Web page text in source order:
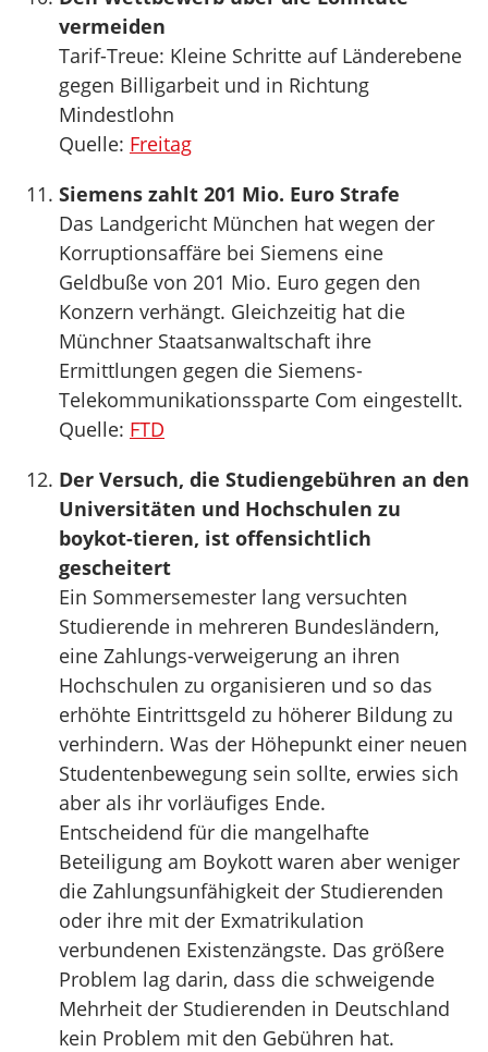
vermeiden
Tarif-Treue: Kleine Schritte auf Länderebene
gegen Billigarbeit und in Richtung
Mindestlohn
Quelle: Freitag
Siemens zahlt 201 Mio. Euro Strafe
Das Landgericht München hat wegen der
Korruptionsaffäre bei Siemens eine
Geldbuße von 201 Mio. Euro gegen den
Konzern verhängt. Gleichzeitig hat die
Münchner Staatsanwaltschaft ihre
Ermittlungen gegen die Siemens-
Telekommunikationssparte Com eingestellt.
Quelle: FTD
Der Versuch, die Studiengebühren an den
Universitäten und Hochschulen zu
boykot-tieren, ist offensichtlich
gescheitert
Ein Sommersemester lang versuchten
Studierende in mehreren Bundesländern,
eine Zahlungs-verweigerung an ihren
Hochschulen zu organisieren und so das
erhöhte Eintrittsgeld zu höherer Bildung zu
verhindern. Was der Höhepunkt einer neuen
Studentenbewegung sein sollte, erwies sich
aber als ihr vorläufiges Ende.
Entscheidend für die mangelhafte
Beteiligung am Boykott waren aber weniger
die Zahlungsunfähigkeit der Studierenden
oder ihre mit der Exmatrikulation
verbundenen Existenzängste. Das größere
Problem lag darin, dass die schweigende
Mehrheit der Studierenden in Deutschland
kein Problem mit den Gebühren hat.